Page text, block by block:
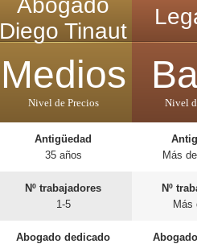
Abogado
Diego Tinaut
Medios
Nivel de Precios
Antigüedad
35 años
Nº trabajadores
1-5
Abogado dedicado
Nivel
Más
Nº
Más